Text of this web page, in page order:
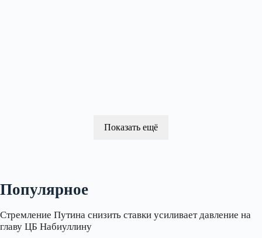
Показать ещё
Популярное
Стремление Путина снизить ставки усиливает давление на
главу ЦБ Набиуллину